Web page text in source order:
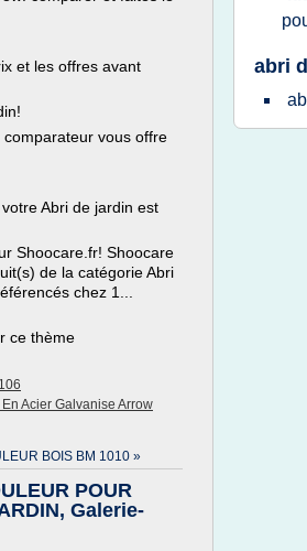
et les offres avant
vous offre
Abri de jardin est
Shoocare.fr! Shoocare
de la catégorie Abri
chez 1...
ce thème
Acier Galvanise Arrow
BOIS BM 1010 »
POUR
Galerie-
abri